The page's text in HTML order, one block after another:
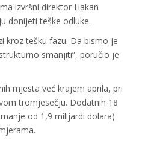
izvršni direktor Hakan
donijeti teške odluke.
kroz tešku fazu. Da bismo je
smanjiti”, poručio je
mjesta već krajem aprila, pri
tromjesečju. Dodatnih 18
od 1,9 milijardi dolara)